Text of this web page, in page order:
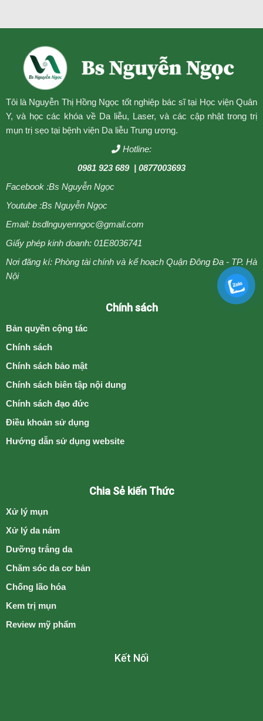
Tôi là Nguyễn Thị Hồng Ngọc tốt nghiệp bác sĩ tại Học viện Quân
Y, và học các khóa về Da liễu, Laser, và các cập nhật trong trị
mụn trị sẹo tại bệnh viện Da liễu Trung ương.
Hotline:
0981 923 689| 0877003693
Facebook :Bs Nguyễn Ngọc
Youtube :Bs Nguyễn Ngọc
Email: bsdlnguyenngoc@gmail.com
Giấy phép kinh doanh: 01E8036741
Nơi đăng kí: Phòng tài chính và kế hoạch Quận Đông Đa - TP. Hà
Nội
Chính sách
Bản quyền cộng tác
Chính sách
Chính sách bảo mật
Chính sách biên tập nội dung
Chính sách đạo đức
Điều khoản sử dụng
Hướng dẫn sử dụng website
Chia Sẻ kiến Thức
Xử lý mụn
Xử lý da nám
Dưỡng trắng da
Chăm sóc da cơ bản
Chống lão hóa
Kem trị mụn
Review mỹ phẩm
Kết Nối